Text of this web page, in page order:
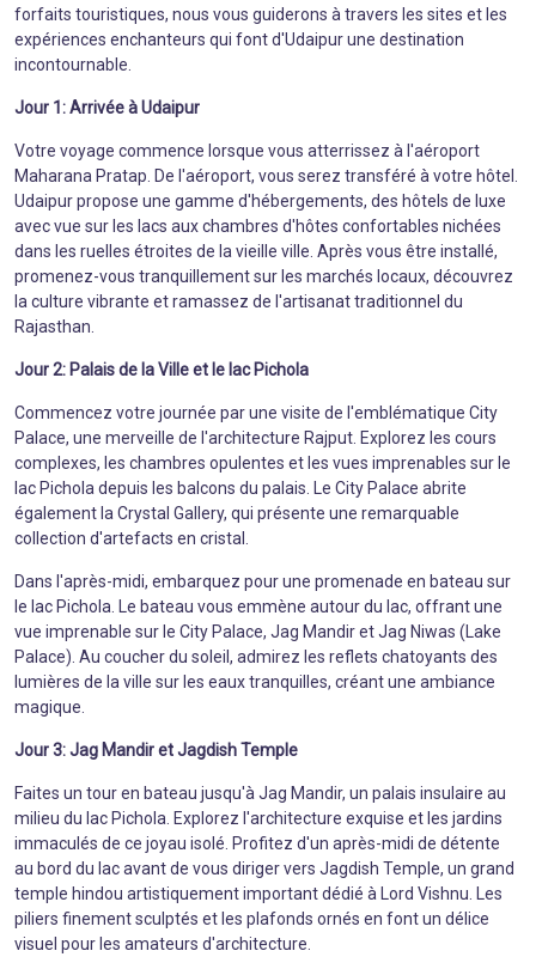
forfaits touristiques, nous vous guiderons à travers les sites et les
expériences enchanteurs qui font d'Udaipur une destination
incontournable.
Jour 1: Arrivée à Udaipur
Votre voyage commence lorsque vous atterrissez à l'aéroport
Maharana Pratap. De l'aéroport, vous serez transféré à votre hôtel.
Udaipur propose une gamme d'hébergements, des hôtels de luxe
avec vue sur les lacs aux chambres d'hôtes confortables nichées
dans les ruelles étroites de la vieille ville. Après vous être installé,
promenez-vous tranquillement sur les marchés locaux, découvrez
la culture vibrante et ramassez de l'artisanat traditionnel du
Rajasthan.
Jour 2: Palais de la Ville et le lac Pichola
Commencez votre journée par une visite de l'emblématique City
Palace, une merveille de l'architecture Rajput. Explorez les cours
complexes, les chambres opulentes et les vues imprenables sur le
lac Pichola depuis les balcons du palais. Le City Palace abrite
également la Crystal Gallery, qui présente une remarquable
collection d'artefacts en cristal.
Dans l'après-midi, embarquez pour une promenade en bateau sur
le lac Pichola. Le bateau vous emmène autour du lac, offrant une
vue imprenable sur le City Palace, Jag Mandir et Jag Niwas (Lake
Palace). Au coucher du soleil, admirez les reflets chatoyants des
lumières de la ville sur les eaux tranquilles, créant une ambiance
magique.
Jour 3: Jag Mandir et Jagdish Temple
Faites un tour en bateau jusqu'à Jag Mandir, un palais insulaire au
milieu du lac Pichola. Explorez l'architecture exquise et les jardins
immaculés de ce joyau isolé. Profitez d'un après-midi de détente
au bord du lac avant de vous diriger vers Jagdish Temple, un grand
temple hindou artistiquement important dédié à Lord Vishnu. Les
piliers finement sculptés et les plafonds ornés en font un délice
visuel pour les amateurs d'architecture.